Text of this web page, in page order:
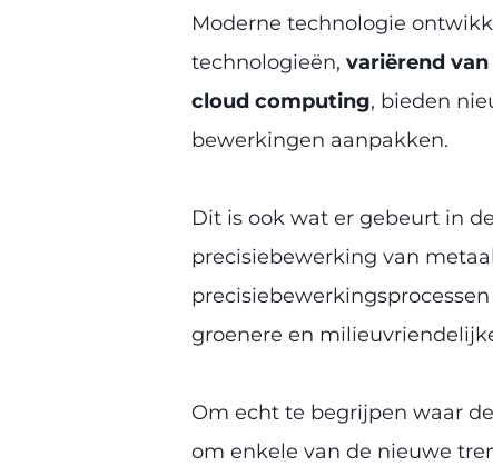
Moderne technologie
technologieën, variërend
cloud computing, bieden
bewerkingen aanpakken.
Dit is ook wat er gebeurt in
precisiebewerking van
groenere en
Om echt te begrijpen waar
om enkele van de nieuwe